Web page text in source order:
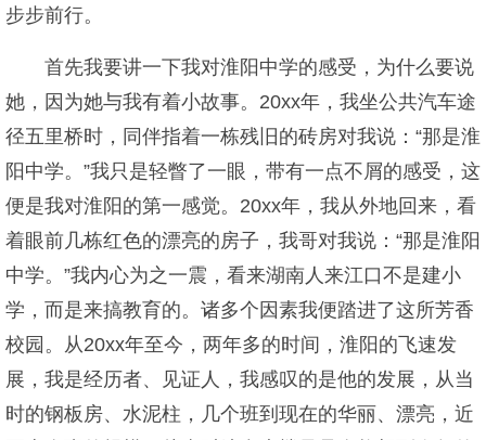
步步前行。
首先我要讲一下我对淮阳中学的感受，为什么要说
她，因为她与我有着小故事。20xx年，我坐公共汽车途
径五里桥时，同伴指着一栋残旧的砖房对我说：“那是淮
阳中学。”我只是轻瞥了一眼，带有一点不屑的感受，这
便是我对淮阳的第一感觉。20xx年，我从外地回来，看
着眼前几栋红色的漂亮的房子，我哥对我说：“那是淮阳
中学。”我内心为之一震，看来湖南人来江口不是建小
学，而是来搞教育的。诸多个因素我便踏进了这所芳香
校园。从20xx年至今，两年多的时间，淮阳的飞速发
展，我是经历者、见证人，我感叹的是他的发展，从当
时的钢板房、水泥柱，几个班到现在的华丽、漂亮，近